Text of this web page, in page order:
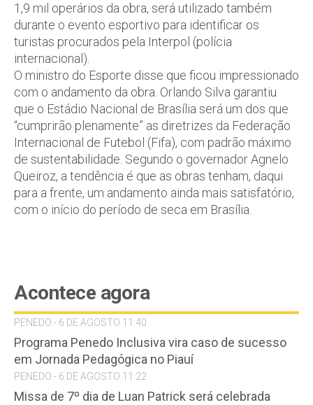
1,9 mil operários da obra, será utilizado também
durante o evento esportivo para identificar os
turistas procurados pela Interpol (polícia
internacional).
O ministro do Esporte disse que ficou impressionado
com o andamento da obra. Orlando Silva garantiu
que o Estádio Nacional de Brasília será um dos que
“cumprirão plenamente” as diretrizes da Federação
Internacional de Futebol (Fifa), com padrão máximo
de sustentabilidade. Segundo o governador Agnelo
Queiroz, a tendência é que as obras tenham, daqui
para a frente, um andamento ainda mais satisfatório,
com o início do período de seca em Brasília.
Acontece agora
PENEDO - 6 DE AGOSTO 11:40
Programa Penedo Inclusiva vira caso de sucesso
em Jornada Pedagógica no Piauí
PENEDO - 6 DE AGOSTO 11:22
Missa de 7º dia de Luan Patrick será celebrada